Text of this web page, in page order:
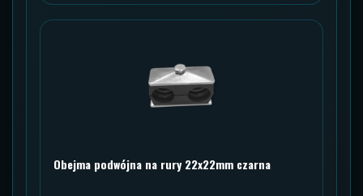
Obejma podwójna na rury 22x22mm czarna